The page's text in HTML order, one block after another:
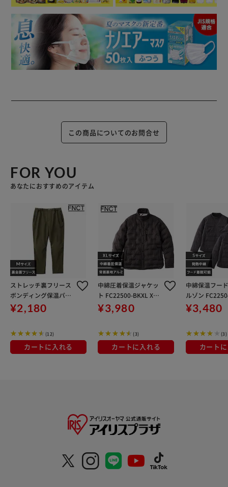
この商品についてのお問合せ
FOR YOU
あなたにおすすめのアイテム
ストレッチ裏フリース
ボンディング保温パン
ツ FC22401-KHM Mサ
イズ カーキ/オレンジ
¥2,180
(12)
カートに入れる
中綿圧着保温ジャケッ
ト FC22500-BKXL XL
サイズ ブラック
¥3,980
(3)
カートに入れる
中綿保温フー
ルゾン
サイズ ブラッ
¥3,480
(3)
カート